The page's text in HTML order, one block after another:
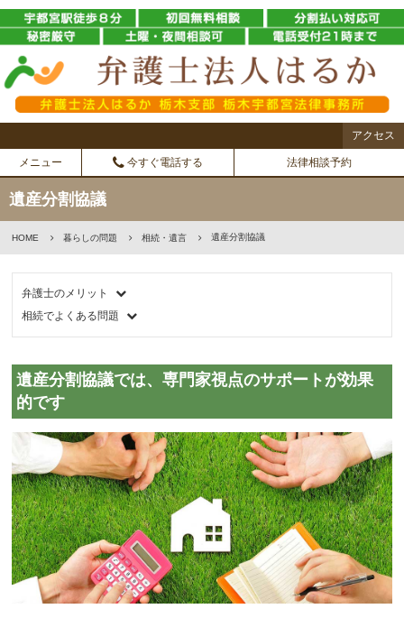
アクセス
メニュー 今すぐ電話する 法律相談予約
遺産分割協議
HOME 暮らしの問題 相続・遺言 遺産分割協議
弁護士のメリット
相続でよくある問題
遺産分割協議では、専門家視点のサポートが効果
的です